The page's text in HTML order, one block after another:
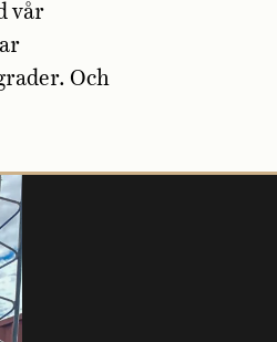
vår
Och